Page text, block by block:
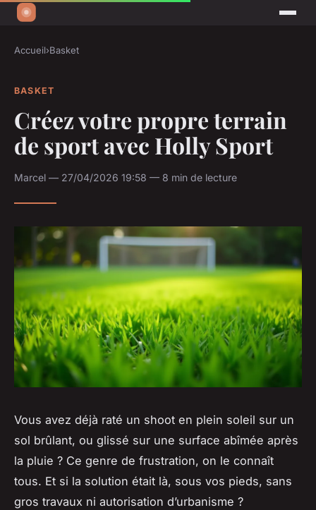
Accueil›Basket
BASKET
Créez votre propre terrain
de sport avec Holly Sport
Marcel — 27/04/2026 19:58 — 8 min de lecture
Vous avez déjà raté un shoot en plein soleil sur un
sol brûlant, ou glissé sur une surface abîmée après
la pluie ? Ce genre de frustration, on le connaît
tous. Et si la solution était là, sous vos pieds, sans
gros travaux ni autorisation d’urbanisme ?